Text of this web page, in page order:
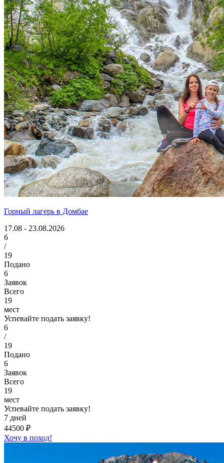
Горный лагерь в Домбае
17.08 - 23.08.2026
6
/
19
Подано
6
Заявок
Всего
19
мест
Успевайте подать заявку!
6
/
19
Подано
6
Заявок
Всего
19
мест
Успевайте подать заявку!
7 дней
44500 ₽
Хочу в поход!